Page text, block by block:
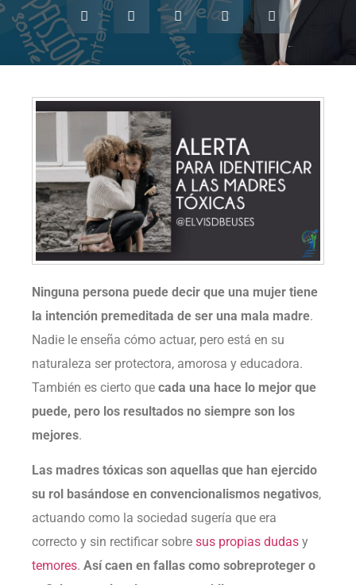
Ninguna persona puede decir que una mujer tiene
la intención premeditada de ser una mala madre.
Nadie le enseña cómo actuar, pero está en su
naturaleza ser protectora, amorosa y educadora.
También es cierto que cada una hace lo mejor que
puede, pero los resultados no siempre son los
mejores.
Las madres tóxicas son aquellas que han ejercido
su rol basándose en convencionalismos negativos,
actuando como la sociedad sugería que era
correcto y sin rectificar sobre sus propias dudas y
temores. Así caen en fallas como sobreproteger o